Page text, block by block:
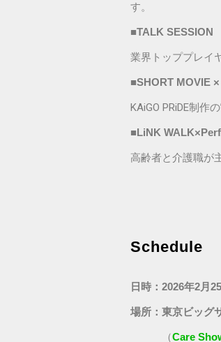
す。
■TALK SESSION
業界トッププレイ
■SHORT MOVIE
KAiGO PRiDE制作
■LiNK
高齢者と介護職が
Schedule
日時：2026年2月
場所：東京ビッ
（Care